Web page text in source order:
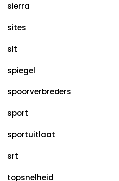
sierra
sites
slt
spiegel
spoorverbreders
sport
sportuitlaat
srt
topsnelheid